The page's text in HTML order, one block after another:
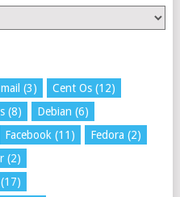
(3) Cent Os(12)
(8) Debian (6)
Facebook (11) Fedora (2)
(2)
(17)